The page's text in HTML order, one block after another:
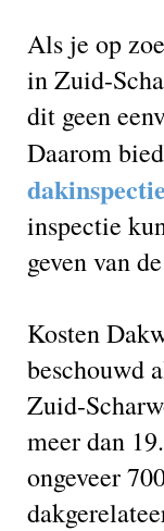
Als je op
in Zuid-
dit geen
Daarom
dakinspectie
inspectie
geven van
Kosten
beschouwd
Zuid-
meer dan
ongeveer